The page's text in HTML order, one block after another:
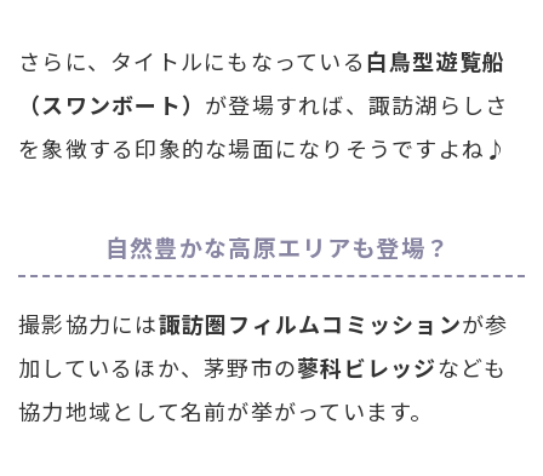
さらに、タイトルにもなっている白鳥型遊覧船
（スワンボート） が登場すれば、諏訪湖らしさ
を象徴する印象的な場面になりそうですよね♪
自然豊かな高原エリアも登場？
撮影協力には諏訪圏フィルムコミッションが参
加しているほか、茅野市の蓼科ビレッジなども
協力地域として名前が挙がっています。